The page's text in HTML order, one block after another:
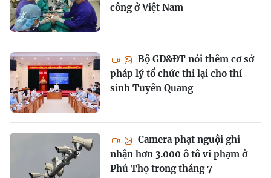
công ở Việt Nam
Bộ GD&ĐT nói thêm cơ sở
pháp lý tổ chức thi lại cho thí
sinh Tuyên Quang
Camera phạt nguội ghi
nhận hơn 3.000 ô tô vi phạm ở
Phú Thọ trong tháng 7